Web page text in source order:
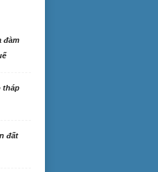
đàm
tháp
đất